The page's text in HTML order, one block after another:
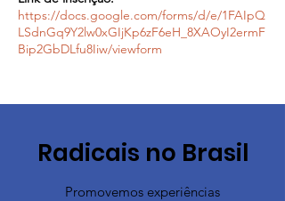
https://docs.google.com/forms/d/e/1FAIpQ
LSdnGq9Y2lw0xGIjKp6zF6eH_8XAOyI2ermF
Bip2GbDLfu8Iiw/viewform
Radicais no Brasil
Promovemos experiências